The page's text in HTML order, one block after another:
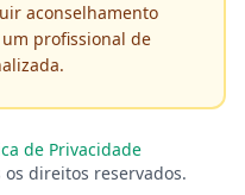
aconselhamento
profissional de
de Privacidade
os direitos reservados.